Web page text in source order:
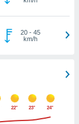
20- 45
km/h
22° 23° 24°